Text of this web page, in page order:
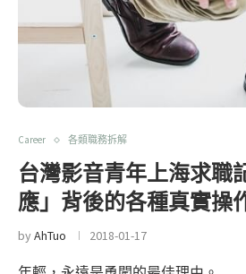
Career 各類職務拆解
台灣影音青年上海求職
應」背後的各種真實操
byAhTuo 2018-01-17